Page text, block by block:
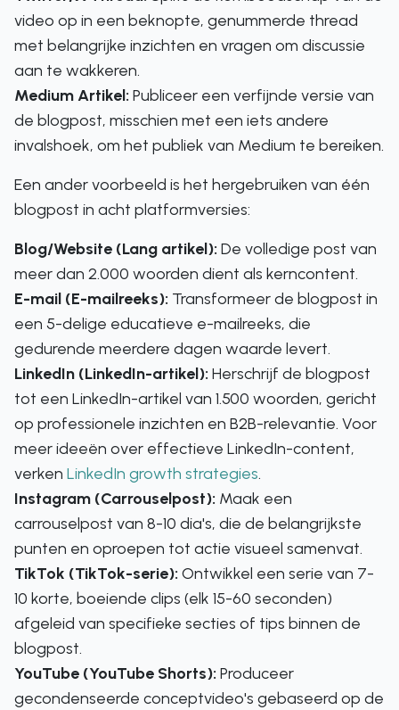
video op in een beknopte, genummerde thread
met belangrijke inzichten en vragen om discussie
aan te wakkeren.
Medium Artikel: Publiceer een verfijnde versie van
de blogpost, misschien met een iets andere
invalshoek, om het publiek van Medium te bereiken.
Een ander voorbeeld is het hergebruiken van één
blogpost in acht platformversies:
Blog/Website (Lang artikel): De volledige post van
meer dan 2.000 woorden dient als kerncontent.
E-mail (E-mailreeks): Transformeer de blogpost in
een 5-delige educatieve e-mailreeks, die
gedurende meerdere dagen waarde levert.
LinkedIn (LinkedIn-artikel): Herschrijf de blogpost
tot een LinkedIn-artikel van 1.500 woorden, gericht
op professionele inzichten en B2B-relevantie. Voor
meer ideeën over effectieve LinkedIn-content,
verken LinkedIn growth strategies.
Instagram (Carrouselpost): Maak een
carrouselpost van 8-10 dia's, die de belangrijkste
punten en oproepen tot actie visueel samenvat.
TikTok (TikTok-serie): Ontwikkel een serie van 7-
10 korte, boeiende clips (elk 15-60 seconden)
afgeleid van specifieke secties of tips binnen de
blogpost.
YouTube (YouTube Shorts): Produceer
gecondenseerde conceptvideo's gebaseerd op de